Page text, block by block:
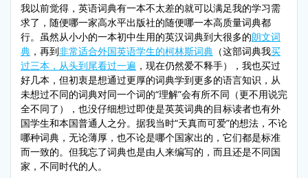
我以前觉得，英语词典有一本不太差的就可以满足我的学习需
求了，随便哪一家高水平出版社的随便哪一本高质量词典都
行。虽然从小小的一本初中生用的英汉词典到大很多的朗文词
典 ，再到非常适合外国英语学生的柯林斯词典 （这部词典我买
过三本，从头到尾看过一遍 ，现在仍然爱不释手），我也买过
好几本，但初衷是想通过更厚的词典学到更多的语言知识，从
未想过不同的词典对同一个词的“理解”会有所不同（更不用说完
全不同了），也没仔细想过即使是英英词典的目标读者也有外
国学生和本国普通人之分。据我当时“天真而可爱”的想法，不论
哪种词典，无论薄厚，也不论是哪个国家出的，它们都是标准
而一致的。但我忘了词典也是由人来编写的，而且还是不同国
家，不同时代的人。